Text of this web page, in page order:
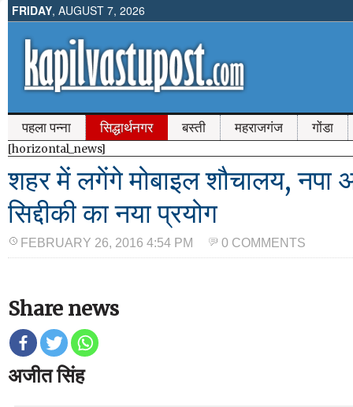
FRIDAY, AUGUST 7, 2026
पहला पन्ना सिद्धार्थनगर बस्ती महराजगंज गोंडा
[horizontal_news]
शहर में लगेंगे मोबाइल शौचालय, नपा
सिद्दीकी का नया प्रयोग
FEBRUARY 26, 2016 4:54 PM 0 COMMENTS
Share news
अजीत सिंह